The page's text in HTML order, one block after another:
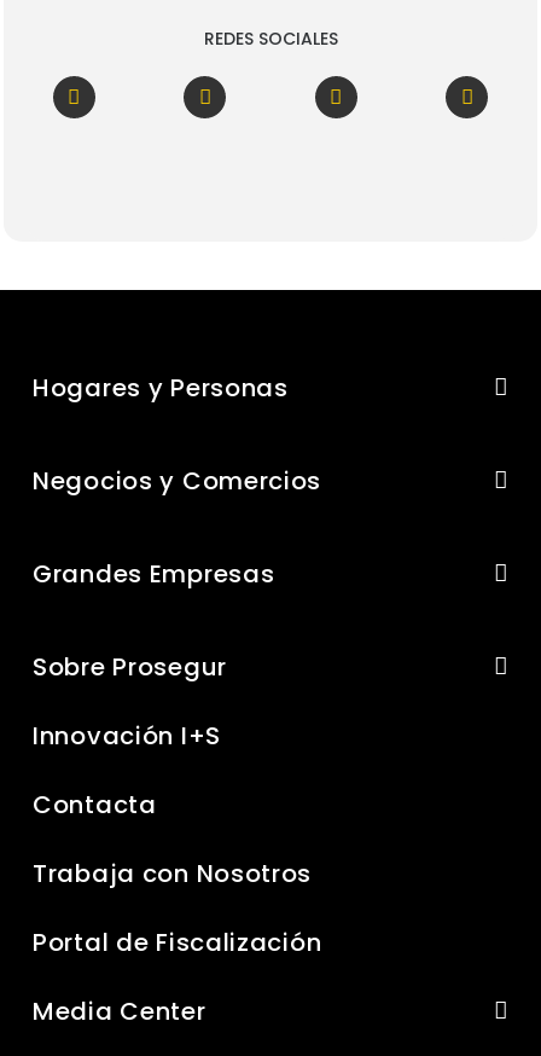
REDES SOCIALES
Hogares y Personas
Negocios y Comercios
Grandes Empresas
Sobre Prosegur
Innovación I+S
Contacta
Trabaja con Nosotros
Portal de Fiscalización
Media Center